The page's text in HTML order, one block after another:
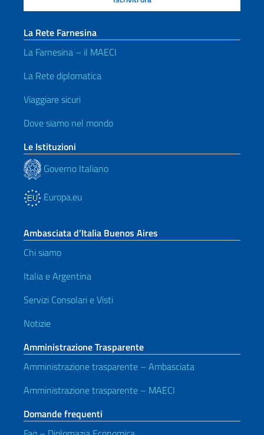
La Rete Farnesina
La Farnesina – il MAECI
La Rete diplomatica
Viaggiare sicuri
Dove siamo nel mondo
Le Istituzioni
Governo Italiano
Europa.eu
Ambasciata d’Italia Buenos Aires
Chi siamo
Italia e Argentina
Servizi Consolari e Visti
Notizie
Amministrazione Trasparente
Amministrazione trasparente – Ambasciata
Amministrazione trasparente – MAECI
Domande frequenti